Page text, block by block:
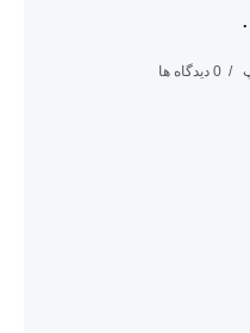
0 دیدگاه ها